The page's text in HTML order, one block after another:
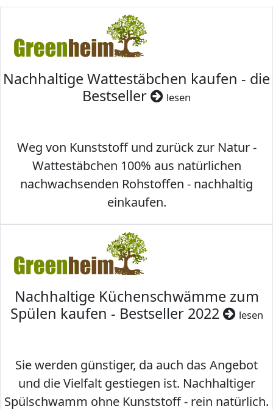
Nachhaltige Wattestäbchen kaufen - die
Bestseller
lesen
Weg von Kunststoff und zurück zur Natur -
Wattestäbchen 100% aus natürlichen
nachwachsenden Rohstoffen - nachhaltig
einkaufen.
Nachhaltige Küchenschwämme zum
Spülen kaufen - Bestseller 2022
lesen
Sie werden günstiger, da auch das Angebot
und die Vielfalt gestiegen ist. Nachhaltiger
Spülschwamm ohne Kunststoff - rein natürlich.